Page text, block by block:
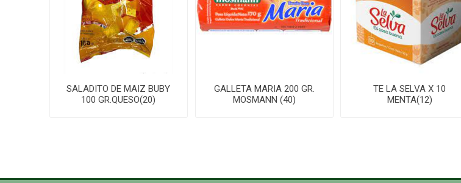
SALADITO DE MAIZ BUBY
100 GR.QUESO(20)
GALLETA MARIA 200 GR.
MOSMANN (40)
TE LA SELVA X 10
MENTA(12)